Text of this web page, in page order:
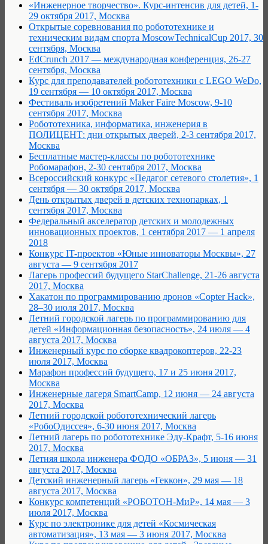
«Инженерное творчество». Курс-интенсив для детей, 1-
29 октября 2017, Москва
Открытые соревнования по робототехнике и
техническим видам спорта MoscowTechnicalCup 2017, 30
сентября, Москва
EdCrunch 2017 — международная конференция, 26-27
сентября, Москва
Курс для преподавателей робототехники с LEGO WeDo,
19 сентября — 10 октября 2017, Москва
Фестиваль изобретений Maker Faire Moscow, 9-10
сентября 2017, Москва
Робототехника, информатика, инженерия в
ПОЛИЦЕНТ: дни открытых дверей, 2-3 сентября 2017,
Москва
Бесплатные мастер-классы по робототехнике
Робомарафон, 2-30 сентября 2017, Москва
Всероссийский конкурс «Педагог сетевого столетия», 1
сентября — 30 октября 2017, Москва
День открытых дверей в детских технопарках, 1
сентября 2017, Москва
Федеральный акселератор детских и молодежных
инновационных проектов, 1 сентября 2017 — 1 апреля
2018
Конкурс IT-проектов «Юные инноваторы Москвы», 27
августа — 9 сентября 2017
Лагерь профессий будущего StarChallenge, 21-26 августа
2017, Москва
Хакатон по программированию дронов «Copter Hack»,
28–30 июля 2017, Москва
Летний городской лагерь по программированию для
детей «Информационная безопасность», 24 июля — 4
августа 2017, Москва
Инженерный курс по сборке квадрокоптеров, 22-23
июля 2017, Москва
Марафон профессий будущего, 17 и 25 июня 2017,
Москва
Инженерные лагеря SmartCamp, 12 июня — 24 августа
2017, Москва
Летний городской робототехнический лагерь
«РобоОдиссея», 6-30 июня 2017, Москва
Летний лагерь по робототехнике Эду-Крафт, 5-16 июня
2017, Москва
Летняя школа инженера ФОДО «ОБРАЗ», 5 июня — 31
августа 2017, Москва
Детский инженерный лагерь «Геккон», 29 мая — 18
августа 2017, Москва
Конкурс компетенций «РОБОТОН-МиР», 14 мая — 3
июля 2017, Москва
Курс по электронике для детей «Космическая
автоматизация», 13 мая — 3 июня 2017, Москва